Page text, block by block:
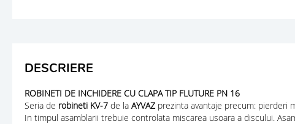
DESCRIERE
ROBINETI DE INCHIDERE CU CLAPA TIP FLUTURE PN 16
Seria de robineti KV-7 de la AYVAZ prezinta avantaje precum: pierderi
In timpul asamblarii trebuie controlata miscarea usoara a discului.